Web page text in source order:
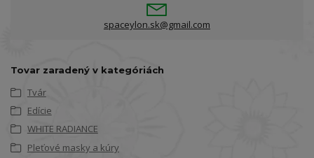
spaceylon.sk@gmail.com
Tovar zaradený v kategóriách
Tvár
Edície
WHITE RADIANCE
Pleťové masky a kúry